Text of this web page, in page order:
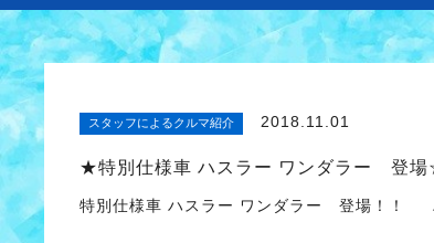
スタッフによるクルマ紹介 2018.11.01
★特別仕様車 ハスラー ワンダラー 登
特別仕様車 ハスラー ワンダラー 登場！！